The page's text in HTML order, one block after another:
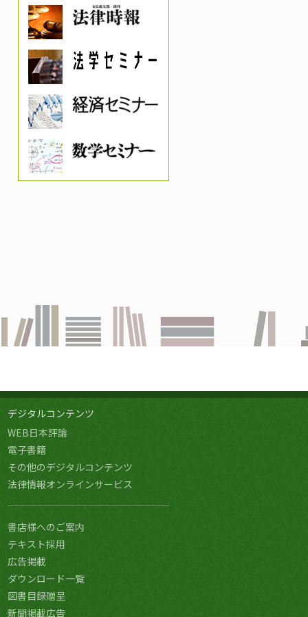
デジタルコンテンツ
WEB日本評論
電子書籍
その他のデジタルコンテンツ
法律情報オンラインサービス
書店様へのご案内
テキスト採用
広告掲載
ダウンロード一覧
図書目録贈呈
新聞掲載広告